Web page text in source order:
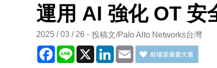
運用 AI 強化 OT 安
2025 / 03 / 26 投稿文/Palo Alto Networks台灣
Facebook
Line X LinkedInEmail